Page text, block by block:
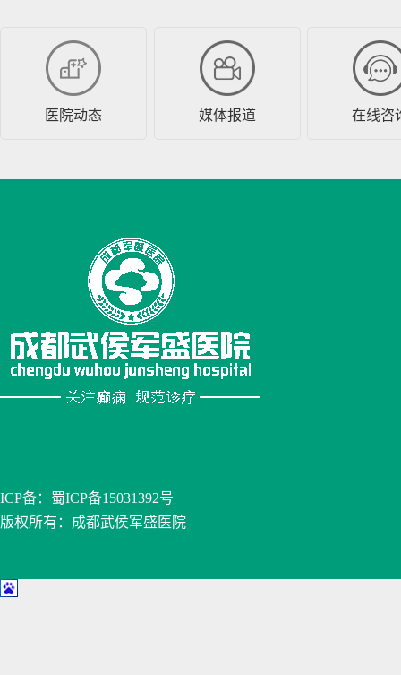
医院动态 媒体报道 在线咨
ICP备： 蜀ICP备15031392号
版权所有：成都武侯军盛医院